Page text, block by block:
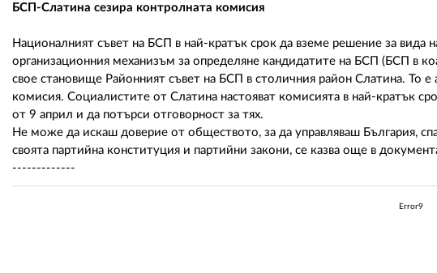
БСП-Слатина сезира контролната комисия
Националният съвет на БСП в най-кратък срок да вземе решение за
организационния механизъм за определяне кандидатите на БСП (БСП в
свое становище Районният съвет на БСП в столичния район Слатина. То
комисия. Социалистите от Слатина настояват комисията в най-кратък
от 9 април и да потърси отговорност за тях.
Не може да искаш доверие от обществото, за да управляваш България,
своята партийна конституция и партийни закони, се казва още в
-------------
Error9